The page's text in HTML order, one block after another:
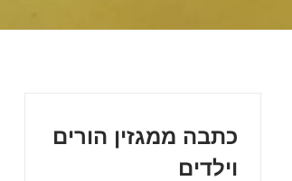
כתבה ממגזין הורים
וילדים